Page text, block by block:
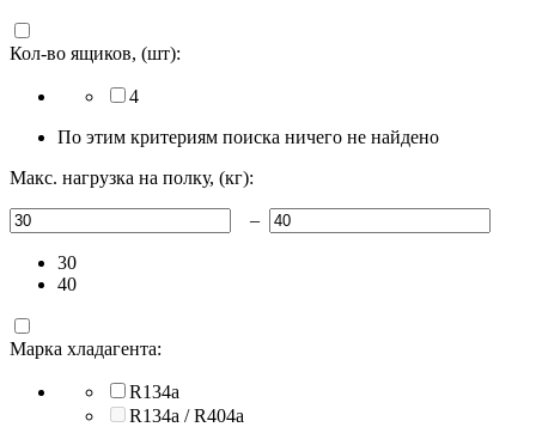
Кол-во ящиков, (шт):
4
По этим критериям поиска ничего не найдено
Макс. нагрузка на полку, (кг):
–
30
40
Марка хладагента:
R134a
R134a / R404a